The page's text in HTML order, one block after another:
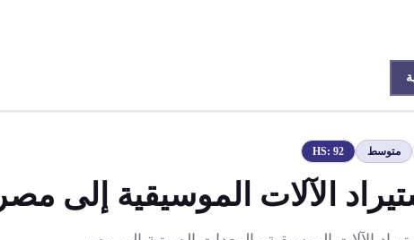
متوسط HS: 92
الآلات الموسيقية إلى مصر